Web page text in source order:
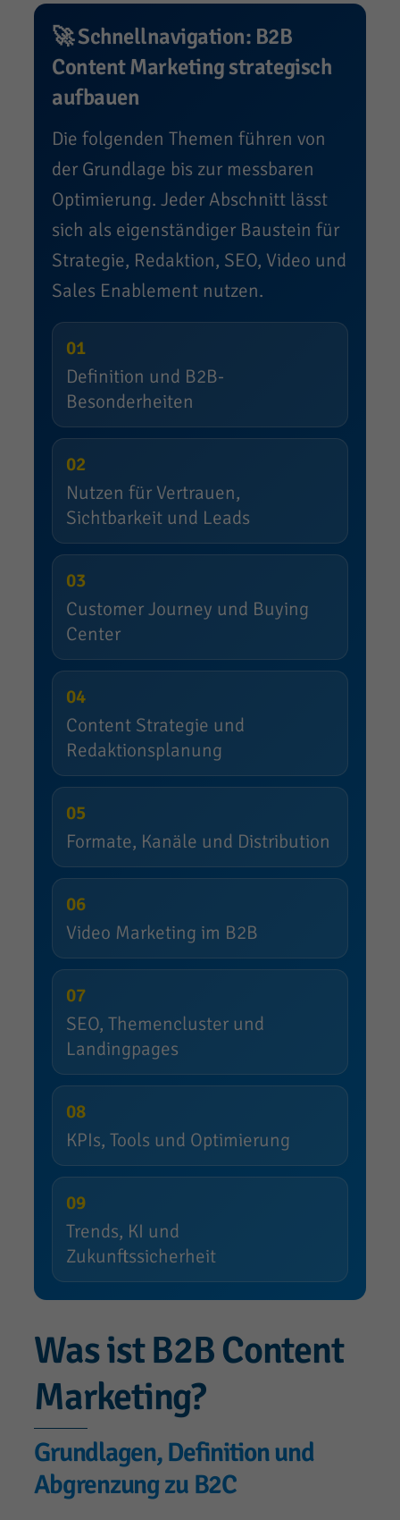
🚀 Schnellnavigation: B2B
Content Marketing strategisch
aufbauen
Die folgenden Themen führen von
der Grundlage bis zur messbaren
Optimierung. Jeder Abschnitt lässt
sich als eigenständiger Baustein für
Strategie, Redaktion, SEO, Video und
Sales Enablement nutzen.
01
Definition und B2B-
Besonderheiten
02
Nutzen für Vertrauen,
Sichtbarkeit und Leads
03
Customer Journey und Buying
Center
04
Content Strategie und
Redaktionsplanung
05
Formate, Kanäle und Distribution
06
Video Marketing im B2B
07
SEO, Themencluster und
Landingpages
08
KPIs, Tools und Optimierung
09
Trends, KI und
Zukunftssicherheit
Was ist B2B Content
Marketing?
Grundlagen, Definition und
Abgrenzung zu B2C